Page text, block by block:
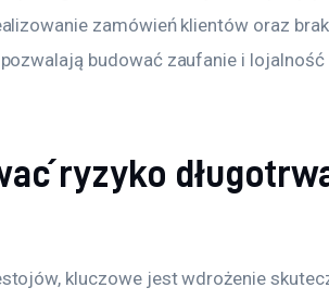
zamówień klientów oraz
budować zaufanie i lojalność
ryzyko
kluczowe jest wdrożenie